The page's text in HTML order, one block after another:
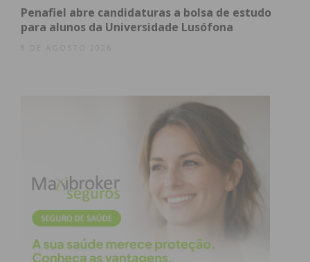
Penafiel abre candidaturas a bolsa de estudo
para alunos da Universidade Lusófona
8 DE AGOSTO 2026